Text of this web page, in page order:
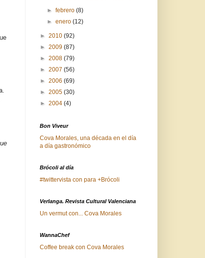
►febrero(8)
►enero(12)
► 2010 (92)
► 2009 (87)
► 2008 (79)
► 2007 (56)
► 2006 (69)
► 2005 (30)
► 2004 (4)
Bon Viveur
Cova Morales, una década en el día
a día gastronómico
Brócoli al día
#twittervista con para +Brócoli
Verlanga. Revista Cultural Valenciana
Un vermut con... Cova Morales
WannaChef
Coffee break con Cova Morales